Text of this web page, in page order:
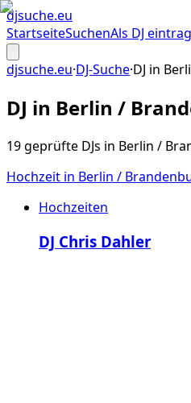
djsuche.eu
StartseiteSuchenAls DJ
djsuche.eu·DJ-Suche·DJ in
DJ in Berlin /
19 geprüfte DJs in Berlin /
Hochzeit in Berlin /
Hochzeiten
DJ Chris Dahler